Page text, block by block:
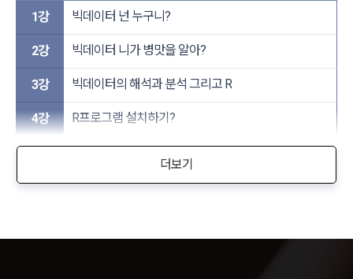
1강 빅데이터 넌 누구니?
2강 빅데이터 니가 병맛을 알아?
3강 빅데이터의 해석과 분석 그리고 R
4강 R프로그램 설치하기?
더보기